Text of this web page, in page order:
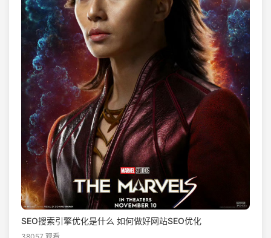
SEO搜索引擎优化是什么 如何做好网站SEO优化